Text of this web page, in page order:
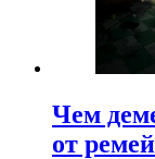
Чем
от